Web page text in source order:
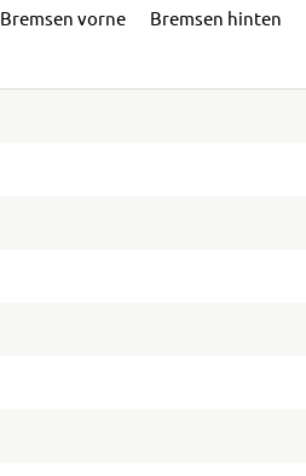
Bremsen vorne Bremsen hinten